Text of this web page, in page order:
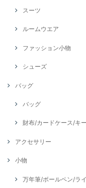
スーツ
ルームウエア
ファッション小物
シューズ
バッグ
バッグ
財布/カードケース/キ
アクセサリー
小物
万年筆/ボールペン/ラ